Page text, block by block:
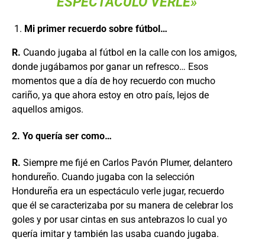
Mi primer recuerdo sobre fútbol…
R. Cuando jugaba al fútbol en la calle con los amigos,
donde jugábamos por ganar un refresco… Esos
momentos que a día de hoy recuerdo con mucho
cariño, ya que ahora estoy en otro país, lejos de
aquellos amigos.
2. Yo quería ser como…
R. Siempre me fijé en Carlos Pavón Plumer, delantero
hondureño. Cuando jugaba con la selección
Hondureña era un espectáculo verle jugar, recuerdo
que él se caracterizaba por su manera de celebrar los
goles y por usar cintas en sus antebrazos lo cual yo
quería imitar y también las usaba cuando jugaba.